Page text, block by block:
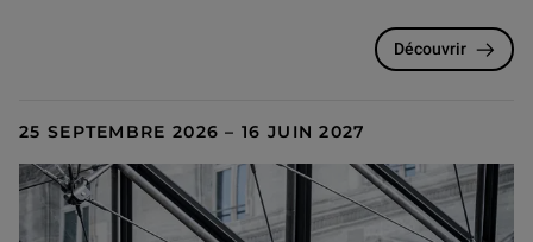
Découvrir
25 SEPTEMBRE 2026 – 16 JUIN 2027